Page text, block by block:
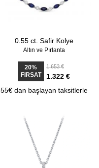
0.55 ct. Safir Kolye
Altın ve Pırlanta
20%
FIRSAT
1.653 €
1.322 €
55€ dan başlayan taksitlerle